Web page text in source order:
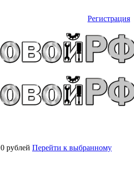
Регистрация
0 рублей Перейти к выбранному